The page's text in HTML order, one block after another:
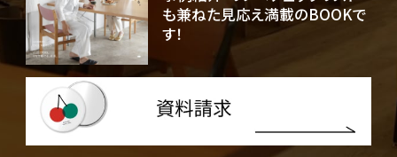
も兼ねた見応え満載のBOOKで
す！